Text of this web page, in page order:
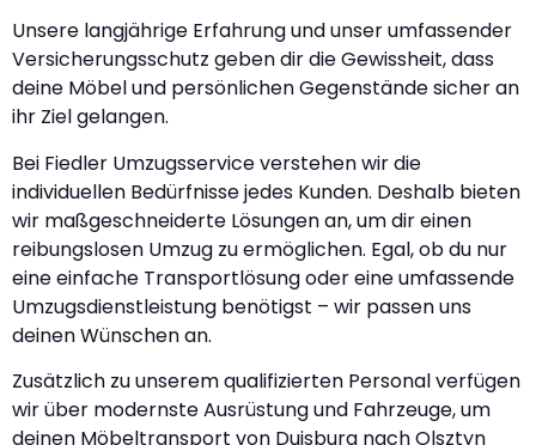
Unsere langjährige Erfahrung und unser umfassender
Versicherungsschutz geben dir die Gewissheit, dass
deine Möbel und persönlichen Gegenstände sicher an
ihr Ziel gelangen.
Bei Fiedler Umzugsservice verstehen wir die
individuellen Bedürfnisse jedes Kunden. Deshalb bieten
wir maßgeschneiderte Lösungen an, um dir einen
reibungslosen Umzug zu ermöglichen. Egal, ob du nur
eine einfache Transportlösung oder eine umfassende
Umzugsdienstleistung benötigst – wir passen uns
deinen Wünschen an.
Zusätzlich zu unserem qualifizierten Personal verfügen
wir über modernste Ausrüstung und Fahrzeuge, um
deinen Möbeltransport von Duisburg nach Olsztyn